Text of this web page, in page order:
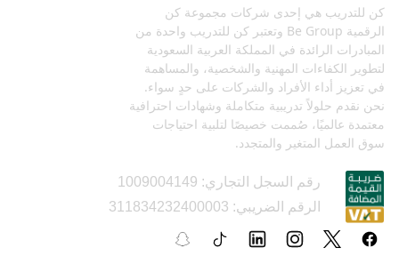
كن للتدريب هي إحدى شركات مجموعة كن
الرقمية Be Group وتعتبر كن للتدريب واحدة من
المبادرات الرائدة في المملكة العربية السعودية
لتطوير الكفاءات المهنية والشخصية، والمساهمة
في تعزيز أداء الأفراد والشركات على حدٍ سواء.
نحن نقدم حلولاً تدريبية متكاملة وشهادات احترافية
معتمدة عالميًا، صُممت خصيصًا لتلبية احتياجات
سوق العمل المتغير والمتجدد.
رقم السجل التجاري: 1009004149
الرقم الضريبي: 311834232400003